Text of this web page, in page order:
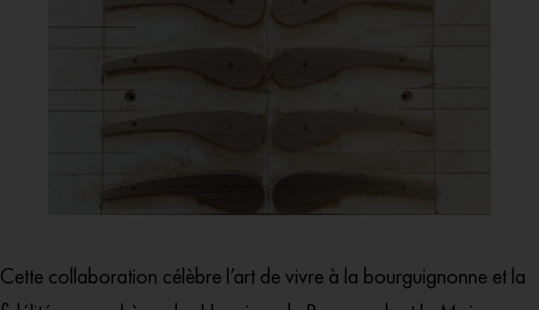
Cette collaboration célèbre l’art de vivre à la bourguignonne et la